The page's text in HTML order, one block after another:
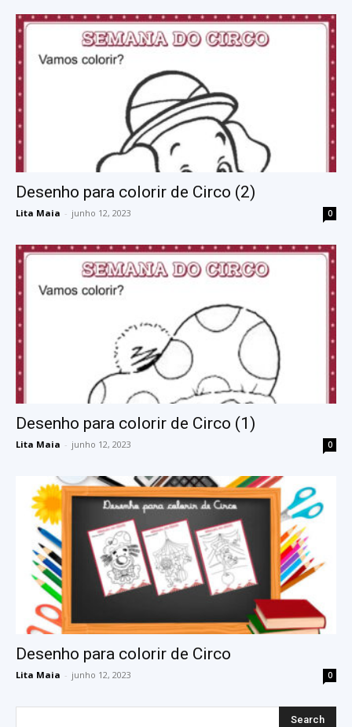
Desenho para colorir de Circo (2)
Lita Maia - junho 12, 2023 0
Desenho para colorir de Circo (1)
Lita Maia - junho 12, 2023 0
Desenho para colorir de Circo
Lita Maia - junho 12, 2023 0